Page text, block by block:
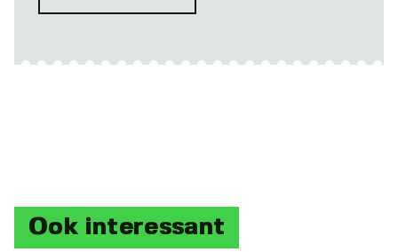
Ook interessant